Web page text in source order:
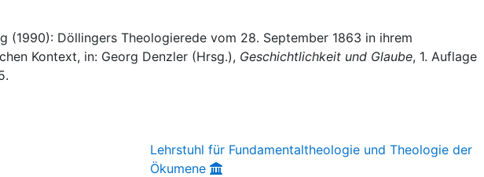
(1990): Döllingers Theologierede vom 28. September 1863 in ihrem
Kontext, in: Georg Denzler (Hrsg.), Geschichtlichkeit und Glaube, 1. Auflage
Lehrstuhl für Fundamentaltheologie und Theologie der
Ökumene